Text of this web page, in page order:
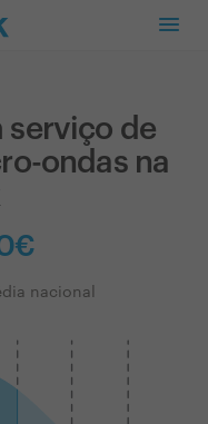
serviço de
ondas na
nacional